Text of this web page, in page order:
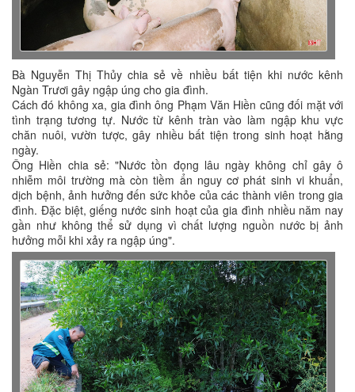
Bà Nguyễn Thị Thủy chia sẻ về nhiều bất tiện khi nước kênh
Ngàn Trươi gây ngập úng cho gia đình.
Cách đó không xa, gia đình ông Phạm Văn Hiền cũng đối mặt với
tình trạng tương tự. Nước từ kênh tràn vào làm ngập khu vực
chăn nuôi, vườn tược, gây nhiều bất tiện trong sinh hoạt hằng
ngày.
Ông Hiền chia sẻ: "Nước tồn đọng lâu ngày không chỉ gây ô
nhiễm môi trường mà còn tiềm ẩn nguy cơ phát sinh vi khuẩn,
dịch bệnh, ảnh hưởng đến sức khỏe của các thành viên trong gia
đình. Đặc biệt, giếng nước sinh hoạt của gia đình nhiều năm nay
gần như không thể sử dụng vì chất lượng nguồn nước bị ảnh
hưởng mỗi khi xảy ra ngập úng".